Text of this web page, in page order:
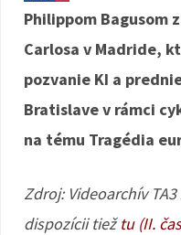
Philippom Bagusom
Carlosa v Madride,
pozvanie KI a
Bratislave v rámci
na tému Tragédia
Zdroj: Videoarchív
dispozícii tiežtu (II.